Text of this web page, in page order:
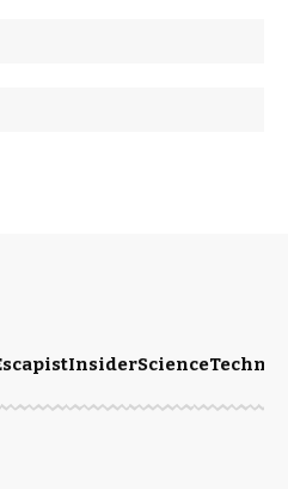
InsiderScience